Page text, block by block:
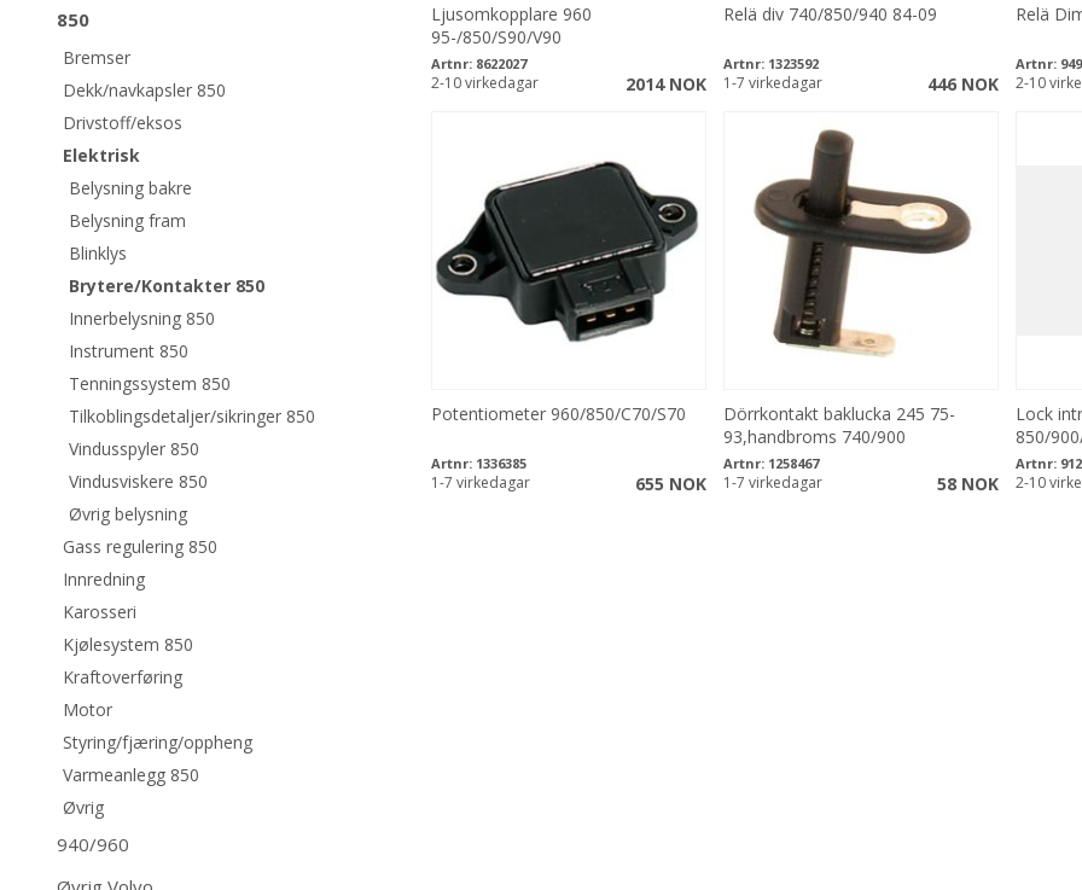
850
Bremser
Dekk/navkapsler 850
Drivstoff/eksos
Elektrisk
Belysning bakre
Belysning fram
Blinklys
Brytere/Kontakter 850
Innerbelysning 850
Instrument 850
Tenningssystem 850
Tilkoblingsdetaljer/sikringer 850
Vindusspyler 850
Vindusviskere 850
Øvrig belysning
Gass regulering 850
Innredning
Karosseri
Kjølesystem 850
Kraftoverføring
Motor
Styring/fjæring/oppheng
Varmeanlegg 850
Øvrig
940/960
Ljusomkopplare 960
95-/850/S90/V90
Artnr: 8622027
2014 NOK
2-10 virkedagar
Relä div 740/850/940 84-09
Artnr: 1323592
446 NOK
1-7 virkedagar
Relä
Artnr:
2-10
Potentiometer 960/850/C70/S70
Artnr: 1336385
655 NOK
1-7 virkedagar
Dörrkontakt baklucka 245 75-
93,handbroms 740/900
Artnr: 1258467
58 NOK
1-7 virkedagar
Lock
850/
Artnr:
2-10